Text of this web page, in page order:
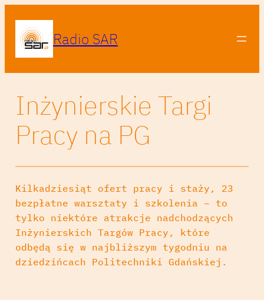
Radio SAR
Inżynierskie Targi
Pracy na PG
Kilkadziesiąt ofert pracy i staży, 23
bezpłatne warsztaty i szkolenia – to
tylko niektóre atrakcje nadchodzących
Inżynierskich Targów Pracy, które
odbędą się w najbliższym tygodniu na
dziedzińcach Politechniki Gdańskiej.